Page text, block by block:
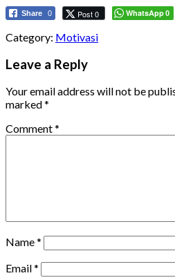
Share 0 Post 0 WhatsApp0
Category: Motivasi
Leave a Reply
Your email address will not be
marked*
Comment*
Name*
Email*